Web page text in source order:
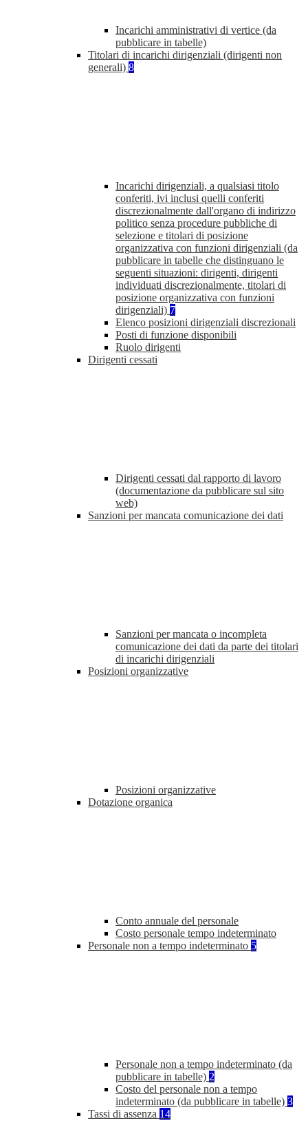
Incarichi amministrativi di vertice (da
pubblicare in tabelle)
Titolari di incarichi dirigenziali (dirigenti non
generali) 8
Incarichi dirigenziali, a qualsiasi titolo
conferiti, ivi inclusi quelli conferiti
discrezionalmente dall'organo di indirizzo
politico senza procedure pubbliche di
selezione e titolari di posizione
organizzativa con funzioni dirigenziali (da
pubblicare in tabelle che distinguano le
seguenti situazioni: dirigenti, dirigenti
individuati discrezionalmente, titolari di
posizione organizzativa con funzioni
dirigenziali) 7
Elenco posizioni dirigenziali discrezionali
Posti di funzione disponibili
Ruolo dirigenti
Dirigenti cessati
Dirigenti cessati dal rapporto di lavoro
(documentazione da pubblicare sul sito
web)
Sanzioni per mancata comunicazione dei dati
Sanzioni per mancata o incompleta
comunicazione dei dati da parte dei titolari
di incarichi dirigenziali
Posizioni organizzative
Posizioni organizzative
Dotazione organica
Conto annuale del personale
Costo personale tempo indeterminato
Personale non a tempo indeterminato 5
Personale non a tempo indeterminato (da
pubblicare in tabelle) 2
Costo del personale non a tempo
indeterminato (da pubblicare in tabelle) 3
Tassi di assenza 14